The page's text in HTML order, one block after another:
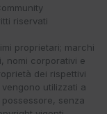
riservati
proprietari; marchi
nomi corporativi e
dei rispettivi
utilizzati a
senza